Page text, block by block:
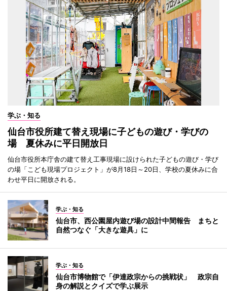
学ぶ・知る
仙台市役所建て替え現場に子どもの遊び・学びの
場 夏休みに平日開放日
仙台市役所本庁舎の建て替え工事現場に設けられた子どもの遊び・学び
の場「こども現場プロジェクト」が8月18日～20日、学校の夏休みに合
わせ平日に開放される。
学ぶ・知る
仙台市、西公園屋内遊び場の設計中間報告 まちと
自然つなぐ「大きな遊具」に
学ぶ・知る
仙台市博物館で「伊達政宗からの挑戦状」 政宗自
身の解説とクイズで学ぶ展示